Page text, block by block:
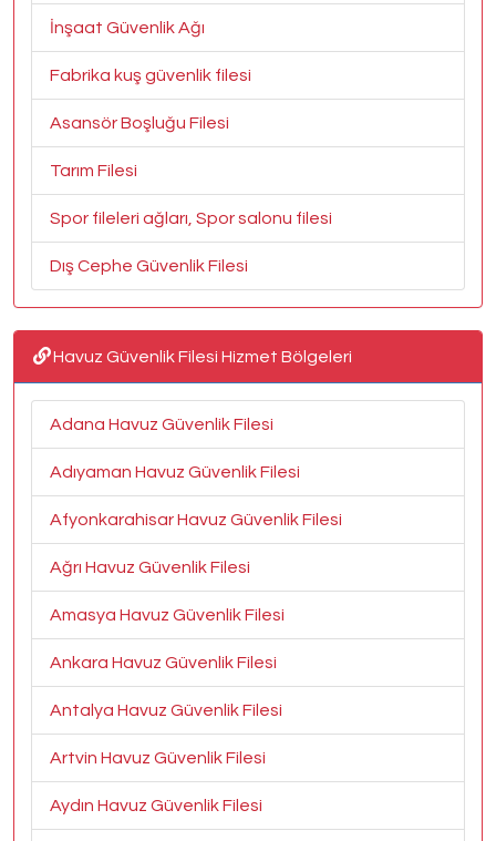
İnşaat Güvenlik Ağı
Fabrika kuş güvenlik filesi
Asansör Boşluğu Filesi
Tarım Filesi
Spor fileleri ağları, Spor salonu filesi
Dış Cephe Güvenlik Filesi
Havuz Güvenlik Filesi Hizmet Bölgeleri
Adana Havuz Güvenlik Filesi
Adıyaman Havuz Güvenlik Filesi
Afyonkarahisar Havuz Güvenlik Filesi
Ağrı Havuz Güvenlik Filesi
Amasya Havuz Güvenlik Filesi
Ankara Havuz Güvenlik Filesi
Antalya Havuz Güvenlik Filesi
Artvin Havuz Güvenlik Filesi
Aydın Havuz Güvenlik Filesi